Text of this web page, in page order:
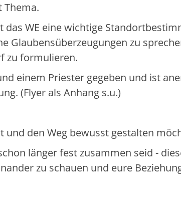
Thema.
WE eine wichtige
Glaubensüberzeugungen zu
zu formulieren.
einem Priester gegeben und ist
(Flyer als Anhang s.u.)
den Weg bewusst gestalten
länger fest zusammen seid -
zu schauen und eure